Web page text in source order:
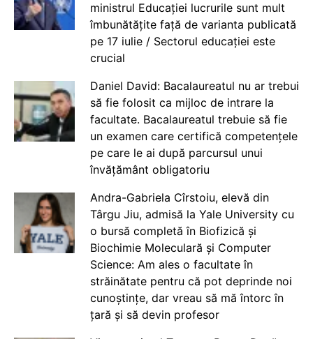
ministrul Educației lucrurile sunt mult
îmbunătățite față de varianta publicată
pe 17 iulie / Sectorul educației este
crucial
Daniel David: Bacalaureatul nu ar trebui
să fie folosit ca mijloc de intrare la
facultate. Bacalaureatul trebuie să fie
un examen care certifică competențele
pe care le ai după parcursul unui
învățământ obligatoriu
Andra-Gabriela Cîrstoiu, elevă din
Târgu Jiu, admisă la Yale University cu
o bursă completă în Biofizică și
Biochimie Moleculară și Computer
Science: Am ales o facultate în
străinătate pentru că pot deprinde noi
cunoștințe, dar vreau să mă întorc în
țară și să devin profesor